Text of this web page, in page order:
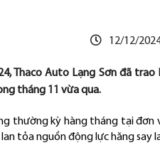
12/12/
Thaco Auto Lạng Sơn đã
tháng 11 vừa qua.
thường kỳ hàng tháng tại đơn
tỏa nguồn động lực hăng say